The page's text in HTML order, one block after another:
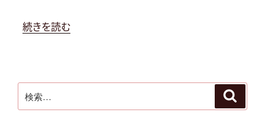
の
“夏
に
ス
続きを読む
索: